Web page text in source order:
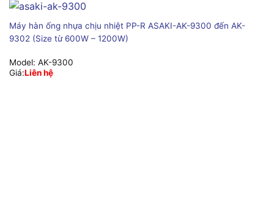
Máy hàn ống nhựa chịu nhiệt PP-R ASAKI-AK-9300 đến AK-
9302 (Size từ 600W – 1200W)
Model: AK-9300
Giá:Liên hệ